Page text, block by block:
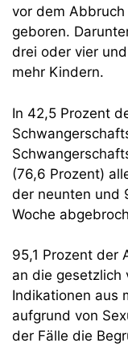
vor dem
geboren.
drei oder vier
mehr Kindern.
In 42,5 Prozent
(76,6 Prozent)
der neunten und
Woche
95,1 Prozent der
an die gesetzlich
Indikationen aus
aufgrund von
der Fälle die